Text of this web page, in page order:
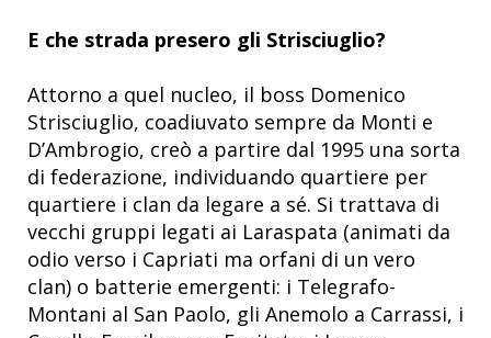
E che strada presero gli Strisciuglio?
Attorno a quel nucleo, il boss Domenico
Strisciuglio, coadiuvato sempre da Monti e
D’Ambrogio, creò a partire dal 1995 una sorta
di federazione, individuando quartiere per
quartiere i clan da legare a sé. Si trattava di
vecchi gruppi legati ai Laraspata (animati da
odio verso i Capriati ma orfani di un vero
clan) o batterie emergenti: i Telegrafo-
Montani al San Paolo, gli Anemolo a Carrassi, i